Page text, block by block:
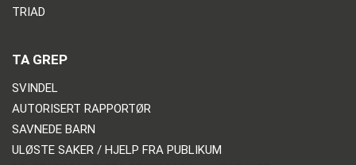
TRIAD
TA GREP
SVINDEL
AUTORISERT RAPPORTØR
SAVNEDE BARN
ULØSTE SAKER / HJELP FRA PUBLIKUM